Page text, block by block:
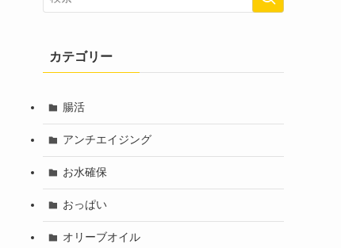
カテゴリー
腸活
アンチエイジング
お水確保
おっぱい
オリーブオイル